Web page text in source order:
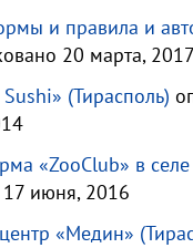
и правила и
20 марта,
(Тирасполь)
«ZooClub» в
июня, 2016
«Медин»